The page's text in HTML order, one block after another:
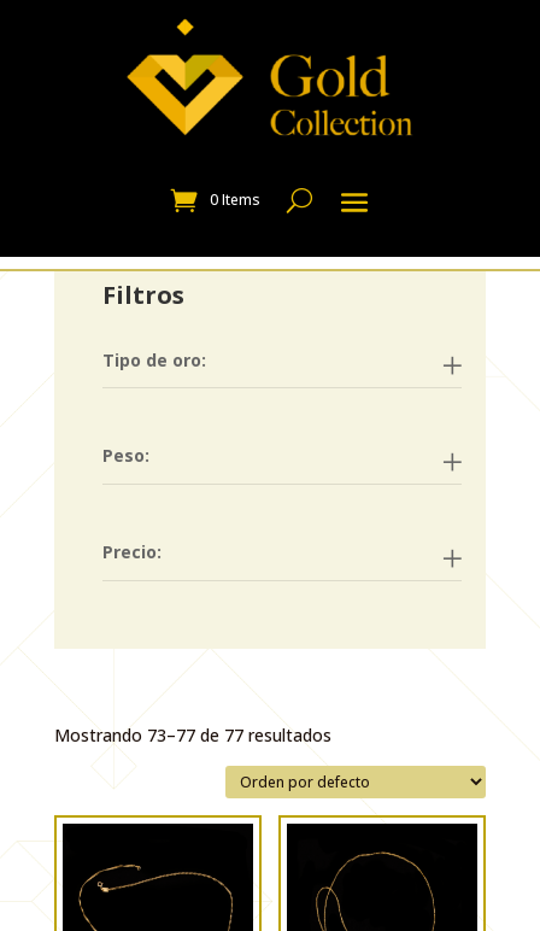
0 Items
Filtros
Tipo de oro:
Peso:
Precio:
Mostrando 73–77 de 77 resultados